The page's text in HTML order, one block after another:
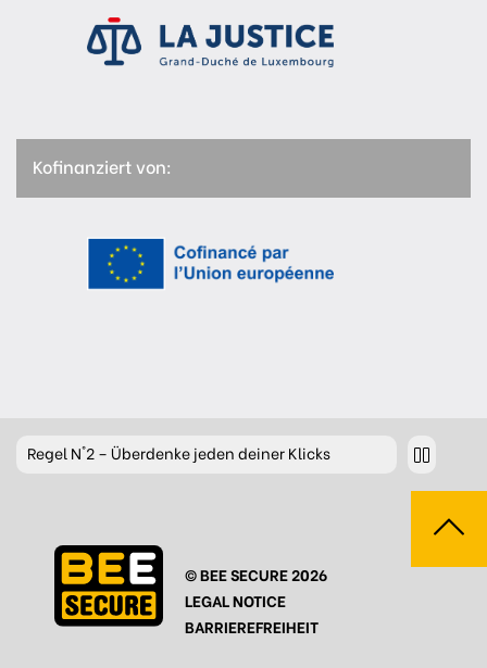
Kofinanziert von:
Regel N°2 – Überdenke jeden deiner Klicks
RegelN°5 – Schütze dich vor Hackern/Malware
RegelN°6 – Glaub nicht alles im Internet
© BEE SECURE 2026
LEGAL NOTICE
BARRIEREFREIHEIT